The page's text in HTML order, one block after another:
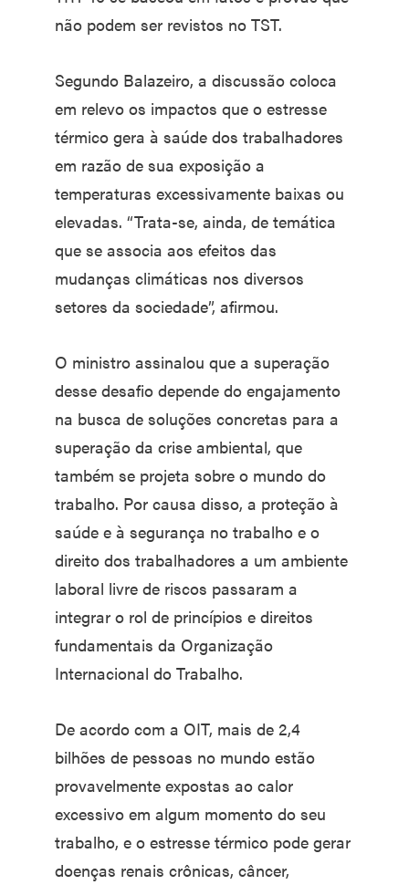
não podem ser revistos no TST.
Segundo Balazeiro, a discussão coloca
em relevo os impactos que o estresse
térmico gera à saúde dos trabalhadores
em razão de sua exposição a
temperaturas excessivamente baixas ou
elevadas. “Trata-se, ainda, de temática
que se associa aos efeitos das
mudanças climáticas nos diversos
setores da sociedade”, afirmou.
O ministro assinalou que a superação
desse desafio depende do engajamento
na busca de soluções concretas para a
superação da crise ambiental, que
também se projeta sobre o mundo do
trabalho. Por causa disso, a proteção à
saúde e à segurança no trabalho e o
direito dos trabalhadores a um ambiente
laboral livre de riscos passaram a
integrar o rol de princípios e direitos
fundamentais da Organização
Internacional do Trabalho.
De acordo com a OIT, mais de 2,4
bilhões de pessoas no mundo estão
provavelmente expostas ao calor
excessivo em algum momento do seu
trabalho, e o estresse térmico pode gerar
doenças renais crônicas, câncer,